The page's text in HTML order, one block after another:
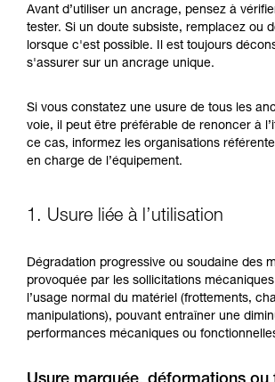
Maîtriser ces techniques
formation et un entraînement
avec un professionnel votre
la manipulation, seul, en toute
liées à votre activité. Il peut en
que nous ne décrivons pas ici.
Avant d’utiliser un ancrage, pensez à
tester. Si un doute subsiste, remplacez ou
lorsque c'est possible. Il est toujours
s'assurer sur un ancrage unique.
Si vous constatez une usure de tous les
voie, il peut être préférable de renoncer à
ce cas, informez les organisations
en charge de l’équipement.
1. Usure liée à l’utilisation
Dégradation progressive ou soudaine des
provoquée par les sollicitations
l’usage normal du matériel (frottements,
manipulations), pouvant entraîner une
performances mécaniques ou